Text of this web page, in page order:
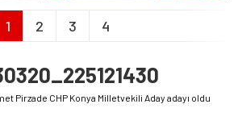
1 2 3 4
Pirzade CHP Konya Milletvekili Aday adayı oldu